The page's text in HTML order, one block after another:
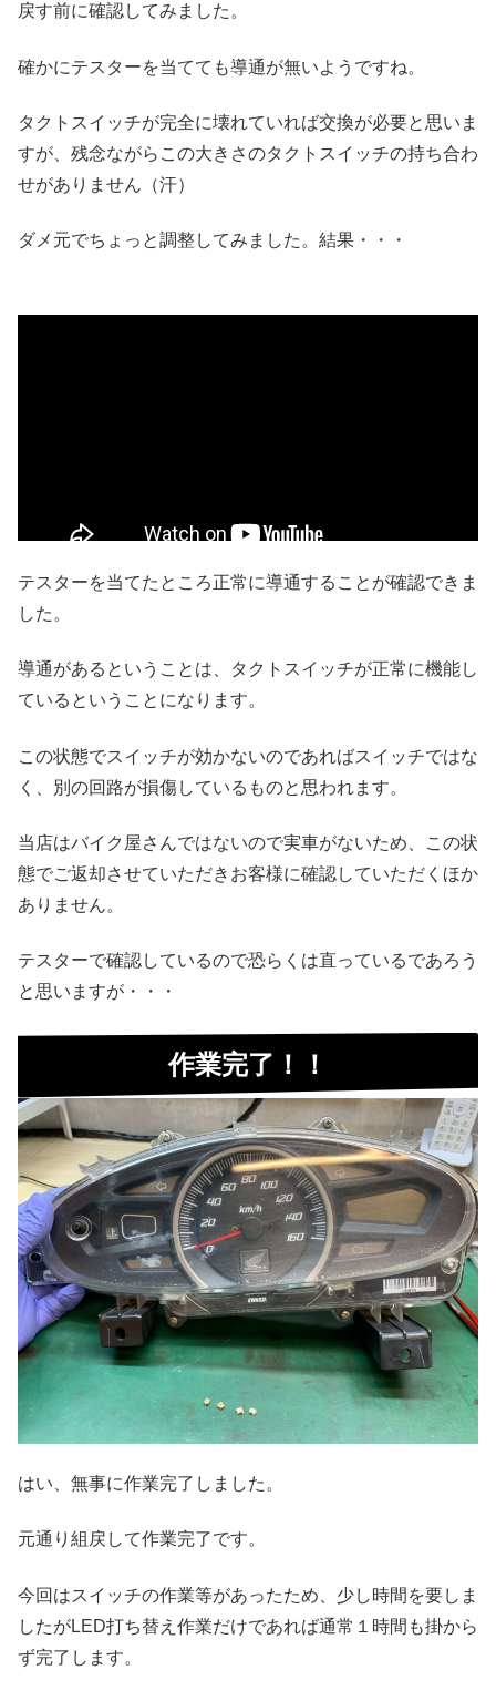
戻す前に確認してみました。
確かにテスターを当てても導通が無いようですね。
タクトスイッチが完全に壊れていれば交換が必要と思いま
すが、残念ながらこの大きさのタクトスイッチの持ち合わ
せがありません（汗）
ダメ元でちょっと調整してみました。結果・・・
テスターを当てたところ正常に導通することが確認できま
した。
導通があるということは、タクトスイッチが正常に機能し
ているということになります。
この状態でスイッチが効かないのであればスイッチではな
く、別の回路が損傷しているものと思われます。
当店はバイク屋さんではないので実車がないため、この状
態でご返却させていただきお客様に確認していただくほか
ありません。
テスターで確認しているので恐らくは直っているであろう
と思いますが・・・
作業完了！！
はい、無事に作業完了しました。
元通り組戻して作業完了です。
今回はスイッチの作業等があったため、少し時間を要しま
したがLED打ち替え作業だけであれば通常１時間も掛から
ず完了します。